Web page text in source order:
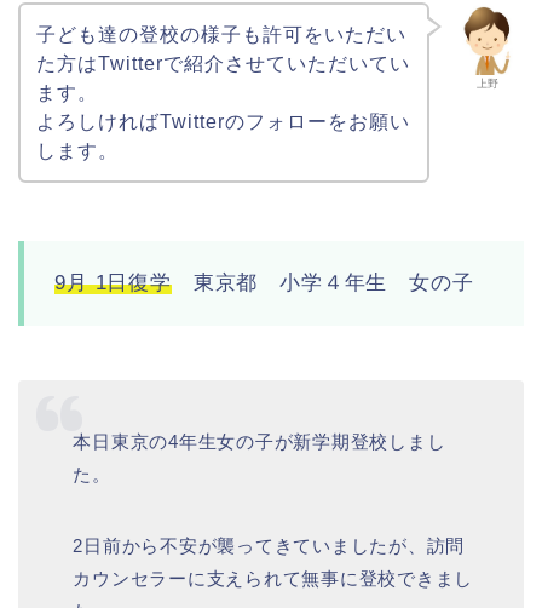
上野
子ども達の登校の様子も許可をいただい
た方はTwitterで紹介させていただいてい
ます。
よろしければTwitterのフォローをお願い
します。
9月 1日復学東京都 小学４年生 女の子
本日東京の4年生女の子が新学期登校しまし
た。
2日前から不安が襲ってきていましたが、訪問
カウンセラーに支えられて無事に登校できまし